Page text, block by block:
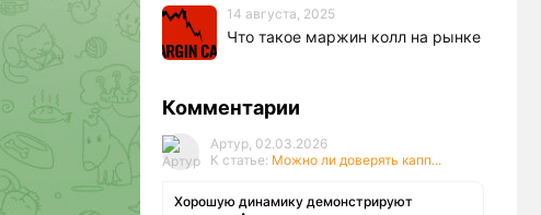
14 августа, 2025
Что такое маржин колл на рынке
Комментарии
Артур, 02.03.2026
К статье: Можно ли доверять капп...
Хорошую динамику демонстрируют